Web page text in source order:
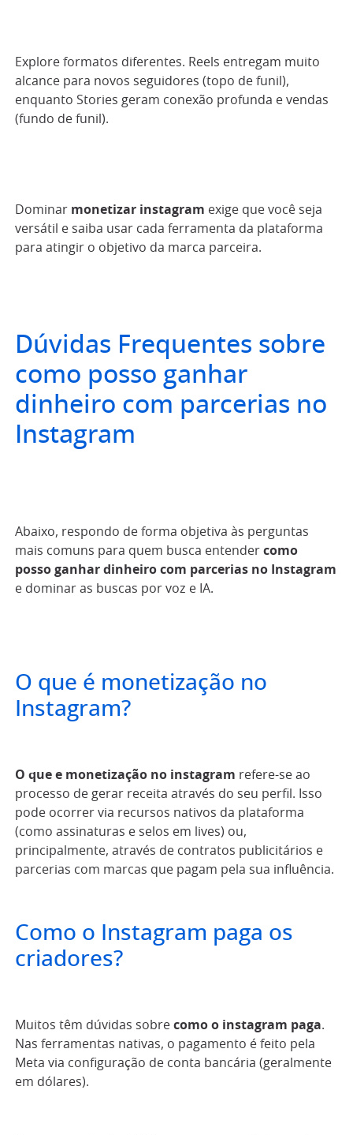
Explore formatos diferentes. Reels entregam muito
alcance para novos seguidores (topo de funil),
enquanto Stories geram conexão profunda e vendas
(fundo de funil).
Dominar monetizar instagram exige que você seja
versátil e saiba usar cada ferramenta da plataforma
para atingir o objetivo da marca parceira.
Dúvidas Frequentes sobre
como posso ganhar
dinheiro com parcerias no
Instagram
Abaixo, respondo de forma objetiva às perguntas
mais comuns para quem busca entender como
posso ganhar dinheiro com parcerias no Instagram
e dominar as buscas por voz e IA.
O que é monetização no
Instagram?
O que e monetização no instagram refere-se ao
processo de gerar receita através do seu perfil. Isso
pode ocorrer via recursos nativos da plataforma
(como assinaturas e selos em lives) ou,
principalmente, através de contratos publicitários e
parcerias com marcas que pagam pela sua influência.
Como o Instagram paga os
criadores?
Muitos têm dúvidas sobre como o instagram paga.
Nas ferramentas nativas, o pagamento é feito pela
Meta via configuração de conta bancária (geralmente
em dólares).